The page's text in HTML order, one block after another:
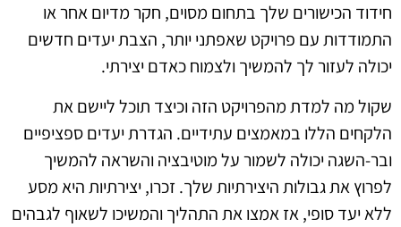
חידוד הכישורים שלך בתחום מסוים, חקר מדיום אחר או
התמודדות עם פרויקט שאפתני יותר, הצבת יעדים חדשים
יכולה לעזור לך להמשיך ולצמוח כאדם יצירתי.
שקול מה למדת מהפרויקט הזה וכיצד תוכל ליישם את
הלקחים הללו במאמצים עתידיים. הגדרת יעדים ספציפיים
ובר-השגה יכולה לשמור על מוטיבציה והשראה להמשיך
לפרוץ את גבולות היצירתיות שלך. זכרו, יצירתיות היא מסע
ללא יעד סופי, אז אמצו את התהליך והמשיכו לשאוף לגבהים